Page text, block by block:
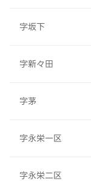
字坂下
字新々田
字茅
字永栄一区
字永栄二区